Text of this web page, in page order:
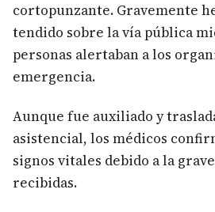
cortopunzante. Gravemente
tendido sobre la vía pública
personas alertaban a los
emergencia.
Aunque fue auxiliado y
asistencial, los médicos
signos vitales debido a la
recibidas.